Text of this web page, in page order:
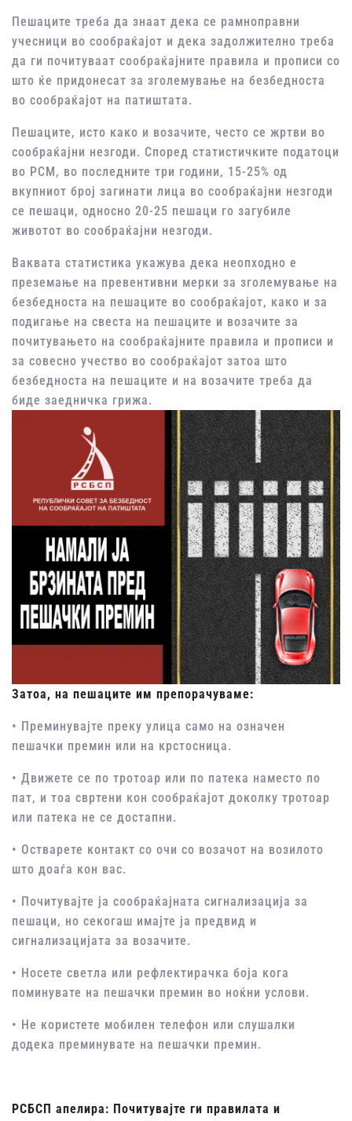
Пешаците треба да знаат дека се рамноправни
учесници во сообраќајот и дека задолжително треба
да ги почитуваат сообраќајните правила и прописи со
што ќе придонесат за зголемување на безбедноста
во сообраќајот на патиштата.
Пешаците, исто како и возачите, често се жртви во
сообраќајни незгоди. Според статистичките податоци
во РСМ, во последните три години, 15-25% од
вкупниот број загинати лица во сообраќајни незгоди
се пешаци, односно 20-25 пешаци го загубиле
животот во сообраќајни незгоди.
Ваквата статистика укажува дека неопходно е
преземање на превентивни мерки за зголемување на
безбедноста на пешаците во сообраќајот, како и за
подигање на свеста на пешаците и возачите за
почитувањето на сообраќајните правила и прописи и
за совесно учество во сообраќајот затоа што
безбедноста на пешаците и на возачите треба да
биде заедничка грижа.
Затоа, на пешаците им препорачуваме:
• Преминувајте преку улица само на означен
пешачки премин или на крстосница.
• Движете се по тротоар или по патека наместо по
пат, и тоа свртени кон сообраќајот доколку тротоар
или патека не се достапни.
• Остварете контакт со очи со возачот на возилото
што доаѓа кон вас.
• Почитувајте ја сообраќајната сигнализација за
пешаци, но секогаш имајте ја предвид и
сигнализацијата за возачите.
• Носете светла или рефлектирачка боја кога
поминувате на пешачки премин во ноќни услови.
• Не користете мобилен телефон или слушалки
додека преминувате на пешачки премин.
РСБСП апелира: Почитувајте ги правилата и